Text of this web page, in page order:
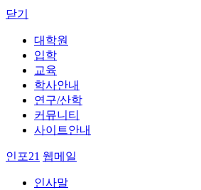
닫기
대학원
입학
교육
학사안내
연구/산학
커뮤니티
사이트안내
인포21 웹메일
인사말